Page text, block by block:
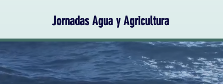
Jornadas Agua y Agricultura